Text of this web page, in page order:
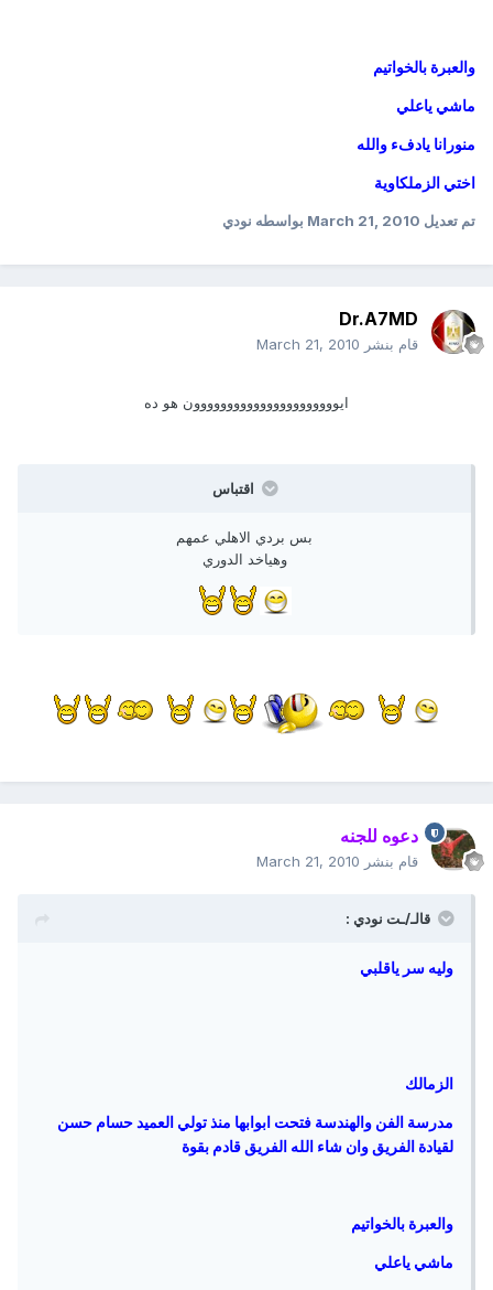
والعبرة بالخواتيم
ماشي ياعلي
منورانا يادفء والله
اختي الزملكاوية
تم تعديلMarch 21, 2010بواسطه نودي
Dr.A7MD
قام بنشر March 21, 2010
ايوووووووووووووووووووووون هو ده
اقتباس
بس بردي الاهلي عمهم
وهياخد الدوري
دعوه للجنه
قام بنشر March 21, 2010
قالـ/ـت نودي :
وليه سر ياقلبي
الزمالك
مدرسة الفن والهندسة فتحت ابوابها منذ تولي العميد حسام حسن
لقيادة الفريق وان شاء الله الفريق قادم بقوة
والعبرة بالخواتيم
ماشي ياعلي